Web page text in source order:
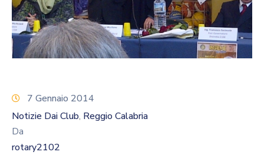
Notizie
Programmi
Documenti
7 Gennaio 2014
Notizie Dai Club‚ Reggio Calabria
Da
rotary2102